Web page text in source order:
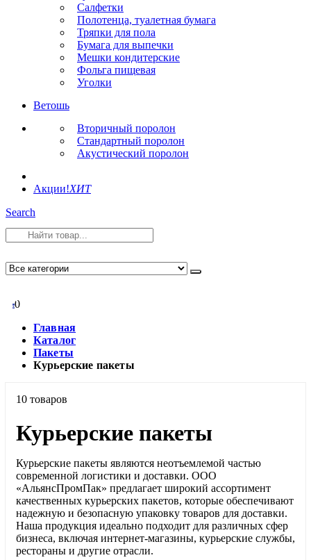
Салфетки
Полотенца, туалетная бумага
Тряпки для пола
Бумага для выпечки
Мешки кондитерские
Фольга пищевая
Уголки
Ветошь
Вторичный поролон
Стандартный поролон
Акустический поролон
Акции!ХИТ
Search
00
Главная
Каталог
Пакеты
Курьерские пакеты
10 товаров
Курьерские пакеты
Курьерские пакеты являются неотъемлемой частью
современной логистики и доставки. ООО
«АльянсПромПак» предлагает широкий ассортимент
качественных курьерских пакетов, которые обеспечивают
надежную и безопасную упаковку товаров для доставки.
Наша продукция идеально подходит для различных сфер
бизнеса, включая интернет-магазины, курьерские службы,
рестораны и другие отрасли.